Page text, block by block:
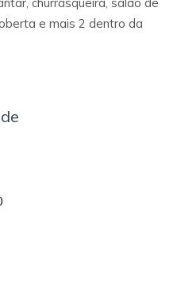
e mais 2 dentro da